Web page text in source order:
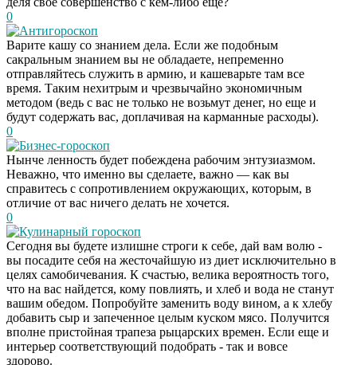
0
Антигороскоп
Варите кашу со знанием дела. Если же подобным
сакральным знанием вы не обладаете, непременно
отправляйтесь служить в армию, и кашеварьте там все
время. Таким нехитрым и чрезвычайно экономичным
методом (ведь с вас не только не возьмут денег, но еще и
будут содержать вас, доплачивая на карманные расходы).
0
Бизнес-гороскоп
Нынче ленность будет побеждена рабочим энтузиазмом.
Неважно, что именно вы сделаете, важно — как вы
справитесь с сопротивлением окружающих, которым, в
отличие от вас ничего делать не хочется.
0
Кулинарный гороскоп
Сегодня вы будете излишне строги к себе, дай вам волю -
вы посадите себя на жесточайшую из диет исключительно в
целях самобичевания. К счастью, велика вероятность того,
что на вас найдется, кому повлиять, и хлеб и вода не станут
вашим обедом. Попробуйте заменить воду вином, а к хлебу
добавить сыр и запеченное целым куском мясо. Получится
вполне пристойная трапеза рыцарских времен. Если еще и
интерьер соответствующий подобрать - так и вовсе
здорово.